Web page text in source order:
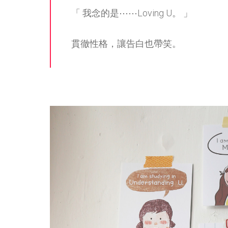
「 我念的是⋯⋯Loving U。 」
貫徹性格，讓告白也帶笑。